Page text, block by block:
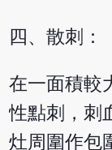
四、散刺：
在一面積較
性點刺，刺
灶周圍作包